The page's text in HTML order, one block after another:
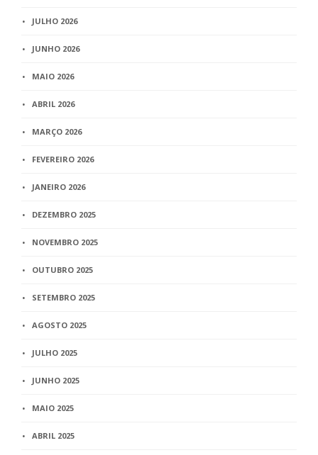
JULHO 2026
JUNHO 2026
MAIO 2026
ABRIL 2026
MARÇO 2026
FEVEREIRO 2026
JANEIRO 2026
DEZEMBRO 2025
NOVEMBRO 2025
OUTUBRO 2025
SETEMBRO 2025
AGOSTO 2025
JULHO 2025
JUNHO 2025
MAIO 2025
ABRIL 2025